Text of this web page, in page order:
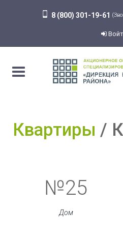
8 (800) 301-19-61
Квартиры
№25
Дом